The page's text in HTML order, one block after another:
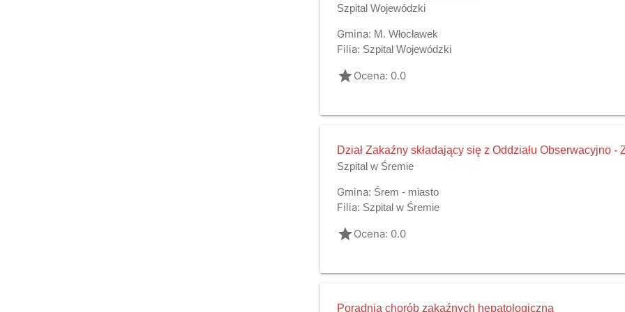
Szpital Wojewódzki
Gmina: M. Włocławek
Filia: Szpital Wojewódzki
gradeOcena: 0.0
Dział Zakaźny składający się z Oddziału Obserwacyjno -
Szpital w Śremie
Gmina: Śrem - miasto
Filia: Szpital w Śremie
gradeOcena: 0.0
Poradnia chorób zakaźnych hepatologiczna